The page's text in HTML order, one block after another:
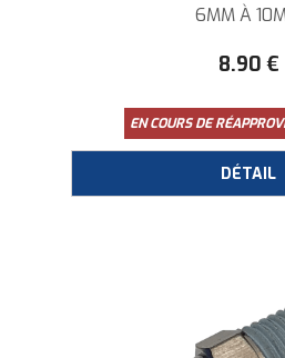
6MM À
8.90 €
EN COURS DE